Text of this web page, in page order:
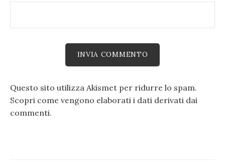
Questo sito utilizza Akismet per ridurre lo spam.
Scopri come vengono elaborati i dati derivati dai
commenti.